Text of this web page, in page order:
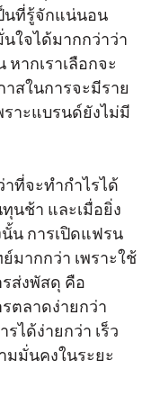
นที่รู้จักแน่นอน
ใจได้มากกว่าว่า
ากเราเลือกจะ
าสในการจะมีราย
ราะแบรนด์ยังไม่มี
ที่จะทำกำไรได้
นช้า และเมื่อยิ่ง
น การเปิดแฟรน
มากกว่า เพราะใช้
ส่งพัสดุ คือ
ตลาดง่ายกว่า
ได้ง่ายกว่า เร็ว
มมั่นคงในระยะ